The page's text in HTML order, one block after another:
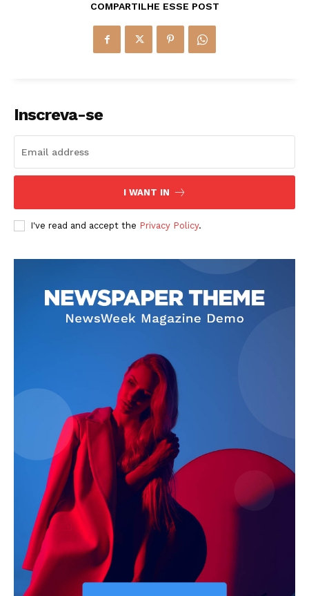
COMPARTILHE ESSE POST
Inscreva-se
I WANT IN
I've read and accept the Privacy Policy.